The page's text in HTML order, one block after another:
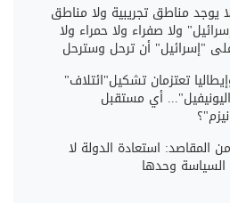
يوجد مناطق تجريبية ولا مناطق
ولا صفراء ولا حمراء ولا
"إسرائيل" أن ترحل وسترحل
تعتزمان تشكيل"ائتلاف"
أي مستقبل
المقاصد: استعادة الدولة لا
السياسة وحدها